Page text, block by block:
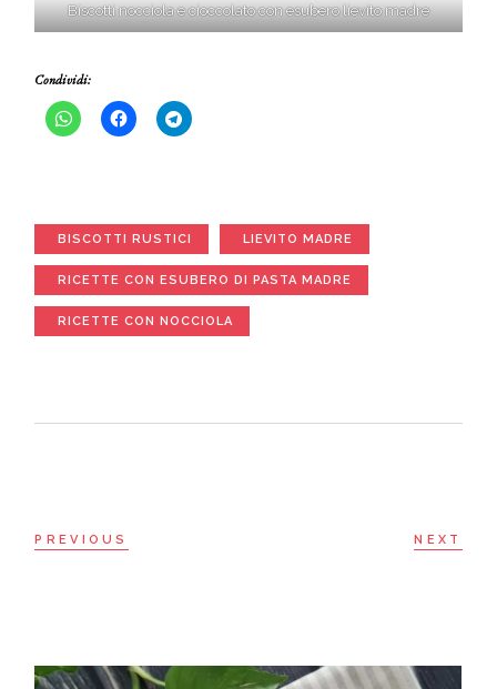
Biscotti nocciola e cioccolato con esubero lievito madre
Condividi:
BISCOTTI RUSTICI LIEVITO MADRE
RICETTE CON ESUBERO DI PASTA MADRE
RICETTE CON NOCCIOLA
PREVIOUS NEXT